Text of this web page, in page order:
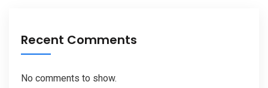
Recent Comments
No comments to show.